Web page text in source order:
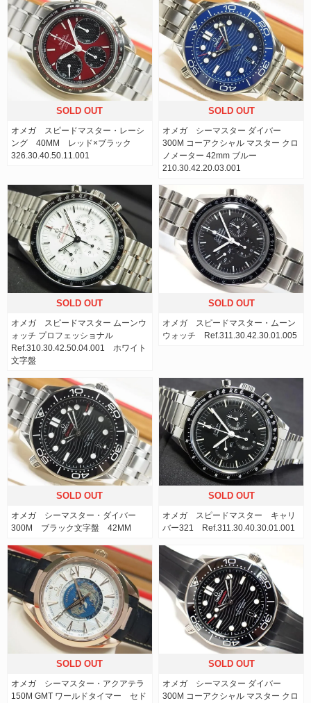
SOLD OUT
オメガ スピードマスター・レーシ
ング 40MM レッド×ブラック
326.30.40.50.11.001
SOLD OUT
オメガ シーマスター ダイバー
300M コーアクシャル マスター クロ
ノメーター 42mm ブルー
210.30.42.20.03.001
SOLD OUT
オメガ スピードマスター ムーンウ
ォッチ プロフェッショナル
Ref.310.30.42.50.04.001 ホワイト
文字盤
SOLD OUT
オメガ スピードマスター・ムーン
ウォッチ Ref.311.30.42.30.01.005
SOLD OUT
オメガ シーマスター・ダイバー
300M ブラック文字盤 42MM
SOLD OUT
オメガ スピードマスター キャリ
バー321 Ref.311.30.40.30.01.001
SOLD OUT
オメガ シーマスター・アクアテラ
150M GMT ワールドタイマー セド
SOLD OUT
オメガ シーマスター ダイバー
300M コーアクシャル マスター クロ